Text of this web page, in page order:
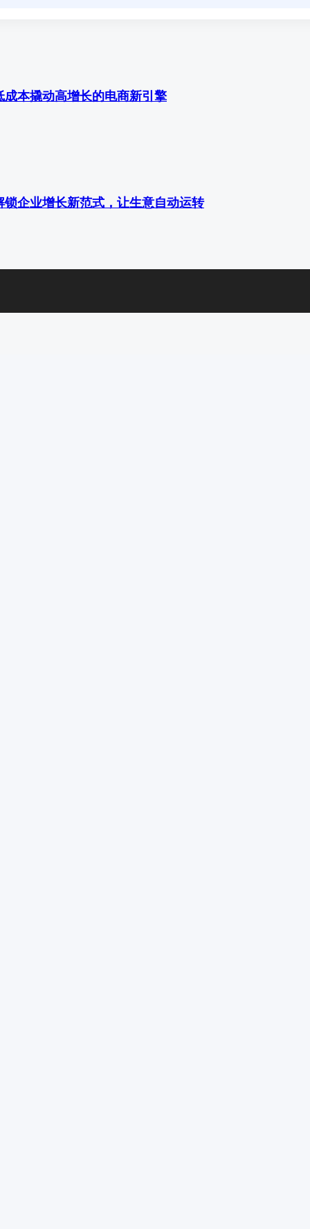
本撬动高增长的电商新引擎
企业增长新范式，让生意自动运转